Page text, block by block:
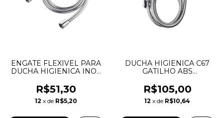
ENGATE FLEXIVEL PARA
DUCHA HIGIENICA INOX
R$51,30
12 x de R$5,20
DUCHA HIGIENICA C67
GATILHO ABS
R$105,00
12 x de R$10,64